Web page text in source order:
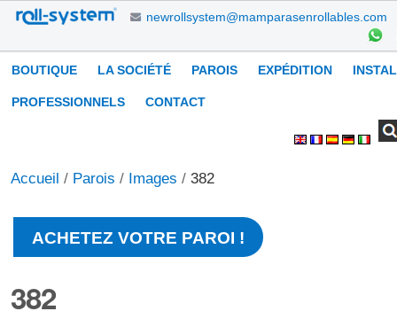
Aller
contenu.
Aller
newrollsystem@mamparasenrollables.com
Navigation
BOUTIQUE LA SOCIÉTÉ PAROIS EXPÉDITION
PROFESSIONNELS CONTACT
Accueil / Parois / Images / 382
ACHETEZ VOTRE PAROI !
382